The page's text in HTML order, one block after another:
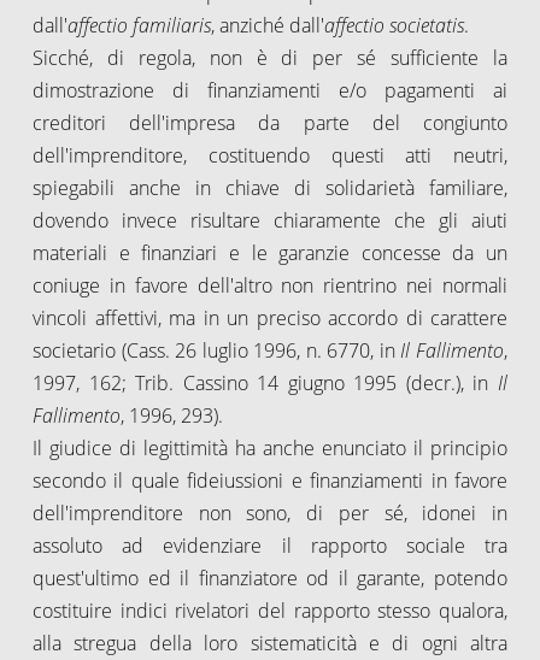
dall'affectio familiaris, anziché dall'affectio societatis.
Sicché, di regola, non è di per sé sufficiente la
dimostrazione di finanziamenti e/o pagamenti ai
creditori dell'impresa da parte del congiunto
dell'imprenditore, costituendo questi atti neutri,
spiegabili anche in chiave di solidarietà familiare,
dovendo invece risultare chiaramente che gli aiuti
materiali e finanziari e le garanzie concesse da un
coniuge in favore dell'altro non rientrino nei normali
vincoli affettivi, ma in un preciso accordo di carattere
societario (Cass. 26 luglio 1996, n. 6770, in Il Fallimento,
1997, 162; Trib. Cassino 14 giugno 1995 (decr.), in Il
Fallimento, 1996, 293).
Il giudice di legittimità ha anche enunciato il principio
secondo il quale fideiussioni e finanziamenti in favore
dell'imprenditore non sono, di per sé, idonei in
assoluto ad evidenziare il rapporto sociale tra
quest'ultimo ed il finanziatore od il garante, potendo
costituire indici rivelatori del rapporto stesso qualora,
alla stregua della loro sistematicità e di ogni altra